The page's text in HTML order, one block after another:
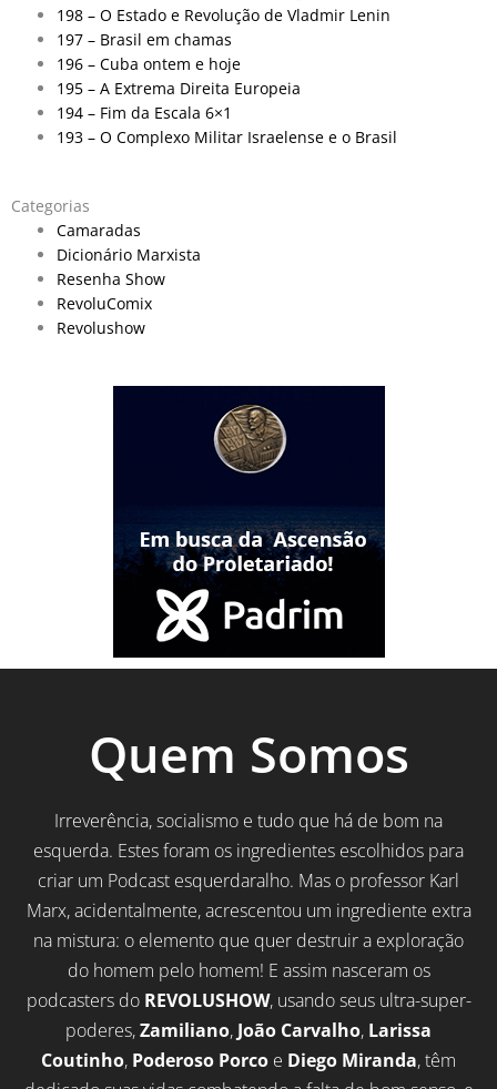
198 – O Estado e Revolução de Vladmir Lenin
197 – Brasil em chamas
196 – Cuba ontem e hoje
195 – A Extrema Direita Europeia
194 – Fim da Escala 6×1
193 – O Complexo Militar Israelense e o Brasil
Categorias
Camaradas
Dicionário Marxista
Resenha Show
RevoluComix
Revolushow
Quem Somos
Irreverência, socialismo e tudo que há de bom na
esquerda. Estes foram os ingredientes escolhidos para
criar um Podcast esquerdaralho. Mas o professor Karl
Marx, acidentalmente, acrescentou um ingrediente extra
na mistura: o elemento que quer destruir a exploração
do homem pelo homem! E assim nasceram os
podcasters do REVOLUSHOW, usando seus ultra-super-
poderes,Zamiliano, João Carvalho, Larissa
Coutinho, Poderoso Porco e Diego Miranda, têm